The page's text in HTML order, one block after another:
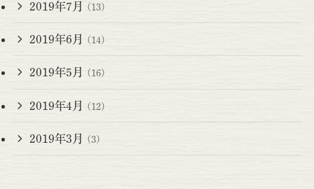
2019年7月 (13)
2019年6月 (14)
2019年5月 (16)
2019年4月 (12)
2019年3月 (3)